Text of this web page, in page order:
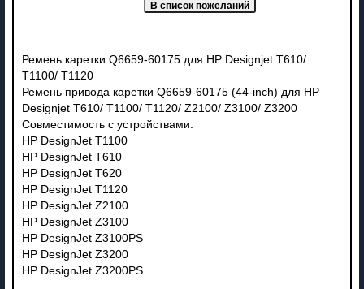
Ремень каретки Q6659-60175 для HP Designjet T610/
T1100/ T1120
Ремень привода каретки Q6659-60175 (44-inch) для HP
Designjet T610/ T1100/ T1120/ Z2100/ Z3100/ Z3200
Совместимость с устройствами:
HP DesignJet T1100
HP DesignJet T610
HP DesignJet T620
HP DesignJet T1120
HP DesignJet Z2100
HP DesignJet Z3100
HP DesignJet Z3100PS
HP DesignJet Z3200
HP DesignJet Z3200PS